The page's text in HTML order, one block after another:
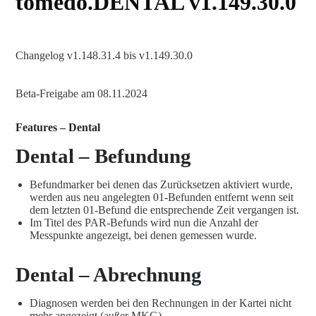
Changelog v1.148.31.4 bis v1.149.30.0
Beta-Freigabe am 08.11.2024
Features – Dental
Dental – Befundung
Befundmarker bei denen das Zurücksetzen aktiviert wurde,
werden aus neu angelegten 01-Befunden entfernt wenn seit
dem letzten 01-Befund die entsprechende Zeit vergangen ist.
Im Titel des PAR-Befunds wird nun die Anzahl der
Messpunkte angezeigt, bei denen gemessen wurde.
Dental – Abrechnung
Diagnosen werden bei den Rechnungen in der Kartei nicht